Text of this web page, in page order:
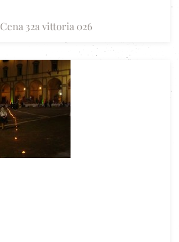
Cena 32a vittoria 026